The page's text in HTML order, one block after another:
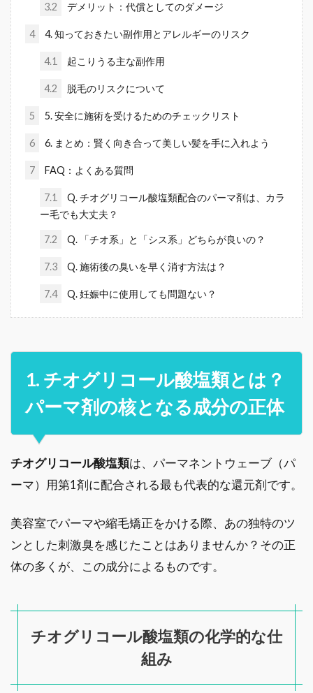
3.2 デメリット：代償としてのダメージ
4 4. 知っておきたい副作用とアレルギーのリスク
4.1 起こりうる主な副作用
4.2 脱毛のリスクについて
5 5. 安全に施術を受けるためのチェックリスト
6 6. まとめ：賢く向き合って美しい髪を手に入れよう
7 FAQ：よくある質問
7.1
Q. チオグリコール酸塩類配合のパーマ剤は、カラ
ー毛でも大丈夫？
7.2 Q. 「チオ系」と「シス系」どちらが良いの？
7.3 Q. 施術後の臭いを早く消す方法は？
7.4 Q. 妊娠中に使用しても問題ない？
1. チオグリコール酸塩類とは？
パーマ剤の核となる成分の正体
チオグリコール酸塩類は、パーマネントウェーブ（パ
ーマ）用第1剤に配合される最も代表的な還元剤です。
美容室でパーマや縮毛矯正をかける際、あの独特のツ
ンとした刺激臭を感じたことはありませんか？その正
体の多くが、この成分によるものです。
チオグリコール酸塩類の化学的な仕
組み